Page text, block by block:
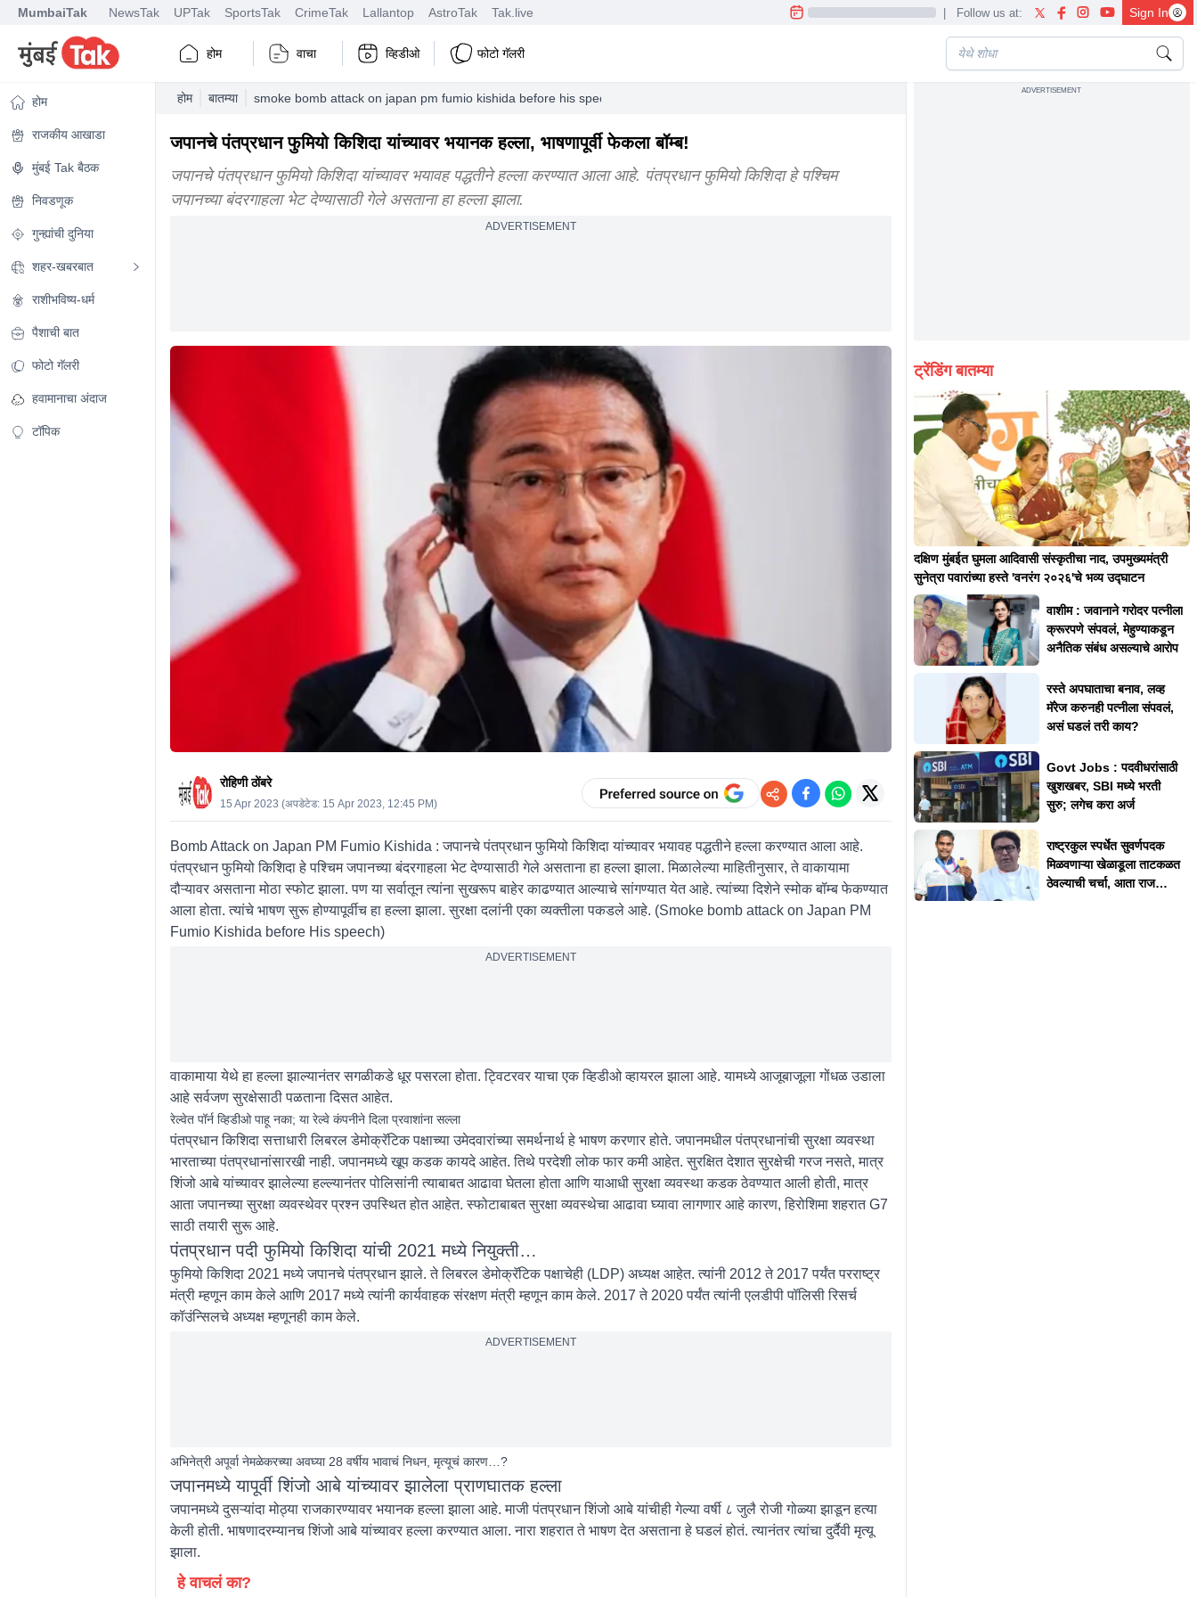
MumbaiTak NewsTak UPTak SportsTak CrimeTak Lallantop AstroTak Tak.live | Follow us at: Sign In
होम वाचा व्हिडीओ फोटो गॅलरी
होम
राजकीय आखाडा
मुंबई Tak बैठक
निवडणूक
गुन्ह्यांची दुनिया
शहर-खबरबात
राशीभविष्य-धर्म
पैशाची बात
फोटो गॅलरी
हवामानाचा अंदाज
टॉपिक
होम बातम्या smoke bomb attack on japan pm fumio kishida before his speech
जपानचे पंतप्रधान फुमियो किशिदा यांच्यावर भयानक हल्ला, भाषणापूर्वी फेकला बॉम्ब!
जपानचे पंतप्रधान फुमियो किशिदा यांच्यावर भयावह पद्धतीने हल्ला करण्यात आला आहे. पंतप्रधान फुमियो किशिदा हे पश्चिम
जपानच्या बंदरगाहला भेट देण्यासाठी गेले असताना हा हल्ला झाला.
ADVERTISEMENT
रोहिणी ठोंबरे
15 Apr 2023 (अपडेटेड: 15 Apr 2023, 12:45 PM)
Bomb Attack on Japan PM Fumio Kishida :जपानचे पंतप्रधान फुमियो किशिदा यांच्यावर भयावह पद्धतीने हल्ला करण्यात आला आहे.
पंतप्रधान फुमियो किशिदा हे पश्चिम जपानच्या बंदरगाहला भेट देण्यासाठी गेले असताना हा हल्ला झाला. मिळालेल्या माहितीनुसार, ते वाकायामा
दौऱ्यावर असताना मोठा स्फोट झाला. पण या सर्वातून त्यांना सुखरूप बाहेर काढण्यात आल्याचे सांगण्यात येत आहे. त्यांच्या दिशेने स्मोक बॉम्ब फेकण्यात
आला होता. त्यांचे भाषण सुरू होण्यापूर्वीच हा हल्ला झाला. सुरक्षा दलांनी एका व्यक्तीला पकडले आहे. (Smoke bomb attack on Japan PM
Fumio Kishida before His speech)
ADVERTISEMENT
वाकामाया येथे हा हल्ला झाल्यानंतर सगळीकडे धूर पसरला होता. ट्विटरवर याचा एक व्हिडीओ व्हायरल झाला आहे. यामध्ये आजूबाजूला गोंधळ उडाला
आहे सर्वजण सुरक्षेसाठी पळताना दिसत आहेत.
रेल्वेत पॉर्न व्हिडीओ पाहू नका; या रेल्वे कंपनीने दिला प्रवाशांना सल्ला
पंतप्रधान किशिदा सत्ताधारी लिबरल डेमोक्रॅटिक पक्षाच्या उमेदवारांच्या समर्थनार्थ हे भाषण करणार होते. जपानमधील पंतप्रधानांची सुरक्षा व्यवस्था
भारताच्या पंतप्रधानांसारखी नाही. जपानमध्ये खूप कडक कायदे आहेत. तिथे परदेशी लोक फार कमी आहेत. सुरक्षित देशात सुरक्षेची गरज नसते, मात्र
शिंजो आबे यांच्यावर झालेल्या हल्ल्यानंतर पोलिसांनी त्याबाबत आढावा घेतला होता आणि याआधी सुरक्षा व्यवस्था कडक ठेवण्यात आली होती, मात्र
आता जपानच्या सुरक्षा व्यवस्थेवर प्रश्न उपस्थित होत आहेत. स्फोटाबाबत सुरक्षा व्यवस्थेचा आढावा घ्यावा लागणार आहे कारण, हिरोशिमा शहरात G7
साठी तयारी सुरू आहे.
पंतप्रधान पदी फुमियो किशिदा यांची 2021 मध्ये नियुक्ती…
फुमियो किशिदा 2021 मध्ये जपानचे पंतप्रधान झाले. ते लिबरल डेमोक्रॅटिक पक्षाचेही (LDP) अध्यक्ष आहेत. त्यांनी 2012 ते 2017 पर्यंत परराष्ट्र
मंत्री म्हणून काम केले आणि 2017 मध्ये त्यांनी कार्यवाहक संरक्षण मंत्री म्हणून काम केले. 2017 ते 2020 पर्यंत त्यांनी एलडीपी पॉलिसी रिसर्च
कॉउंन्सिलचे अध्यक्ष म्हणूनही काम केले.
ADVERTISEMENT
अभिनेत्री अपूर्वा नेमळेकरच्या अवघ्या 28 वर्षीय भावाचं निधन, मृत्यूचं कारण…?
जपानमध्ये यापूर्वी शिंजो आबे यांच्यावर झालेला प्राणघातक हल्ला
जपानमध्ये दुसऱ्यांदा मोठ्या राजकारण्यावर भयानक हल्ला झाला आहे. माजी पंतप्रधान शिंजो आबे यांचीही गेल्या वर्षी ८ जुलै रोजी गोळ्या झाडून हत्या
केली होती. भाषणादरम्यानच शिंजो आबे यांच्यावर हल्ला करण्यात आला. नारा शहरात ते भाषण देत असताना हे घडलं होतं. त्यानंतर त्यांचा दुर्दैवी मृत्यू
झाला.
हे वाचलं का?
ADVERTISEMENT
ट्रेंडिंग बातम्या
दक्षिण मुंबईत घुमला आदिवासी संस्कृतीचा नाद, उपमुख्यमंत्री
सुनेत्रा पवारांच्या हस्ते 'वनरंग २०२६'चे भव्य उद्घाटन
वाशीम : जवानाने गरोदर पत्नीला
क्रूरपणे संपवलं, मेहुण्याकडून
अनैतिक संबंध असल्याचे आरोप
रस्ते अपघाताचा बनाव, लव्ह
मॅरेज करुनही पत्नीला संपवलं,
असं घडलं तरी काय?
Govt Jobs : पदवीधरांसाठी
खुशखबर, SBI मध्ये भरती
सुरु; लगेच करा अर्ज
राष्ट्रकुल स्पर्धेत सुवर्णपदक
मिळवणाऱ्या खेळाडूला ताटकळत
ठेवल्याची चर्चा, आता राज